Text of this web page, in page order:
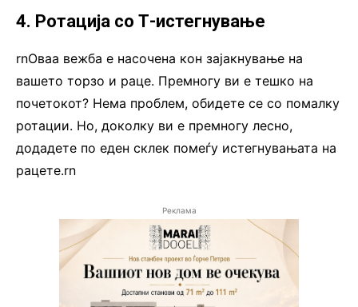
4. Ротација со Т-истегнување
rnОваа вежба е насочена кон зајакнување на
вашето торзо и раце. Премногу ви е тешко на
почетокот? Нема проблем, обидете се со помалку
ротации. Но, доколку ви е премногу лесно,
додадете по еден склек помеѓу истегнувањата на
рацете.rn
Реклама